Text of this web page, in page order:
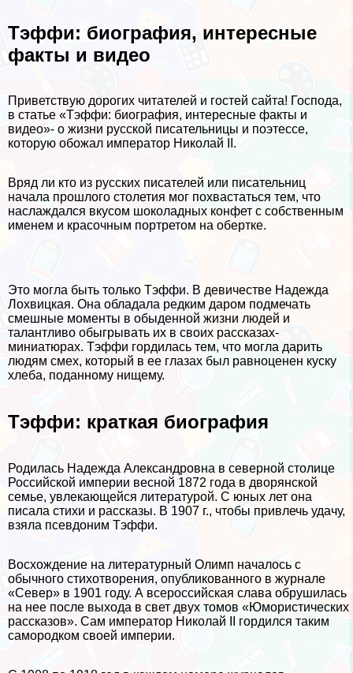
Тэффи: биография, интересные
факты и видео
Приветствую дорогих читателей и гостей сайта! Господа,
в статье «Тэффи: биография, интересные факты и
видео»- о жизни русской писательницы и поэтессе,
которую обожал император Николай II.
Вряд ли кто из русских писателей или писательниц
начала прошлого столетия мог похвастаться тем, что
наслаждался вкусом шоколадных конфет с собственным
именем и красочным портретом на обертке.
Это могла быть только Тэффи. В девичестве Надежда
Лохвицкая. Она обладала редким даром подмечать
смешные моменты в обыденной жизни людей и
талантливо обыгрывать их в своих рассказах-
миниатюрах. Тэффи гордилась тем, что могла дарить
людям смех, который в ее глазах был равноценен куску
хлеба, поданному нищему.
Тэффи: краткая биография
Родилась Надежда Александровна в северной столице
Российской империи весной 1872 года в дворянской
семье, увлекающейся литературой. С юных лет она
писала стихи и рассказы. В 1907 г., чтобы привлечь удачу,
взяла псевдоним Тэффи.
Восхождение на литературный Олимп началось с
обычного стихотворения, опубликованного в журнале
«Север» в 1901 году. А всероссийская слава обрушилась
на нее после выхода в свет двух томов «Юмористических
рассказов». Сам император Николай II гордился таким
самородком своей империи.